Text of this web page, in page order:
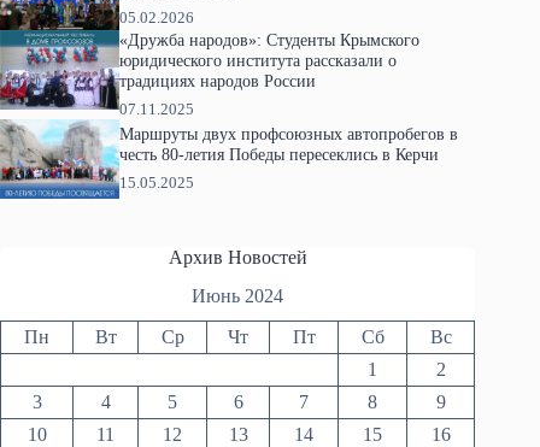
05.02.2026
«Дружба народов»: Студенты Крымского
юридического института рассказали о
традициях народов России
07.11.2025
Маршруты двух профсоюзных автопробегов в
честь 80-летия Победы пересеклись в Керчи
15.05.2025
Архив Новостей
Июнь 2024
Пн Вт Ср Чт Пт Сб
Вс
1
2
3
4 5 6 7 8
9
10
11 12 13 14 15
16